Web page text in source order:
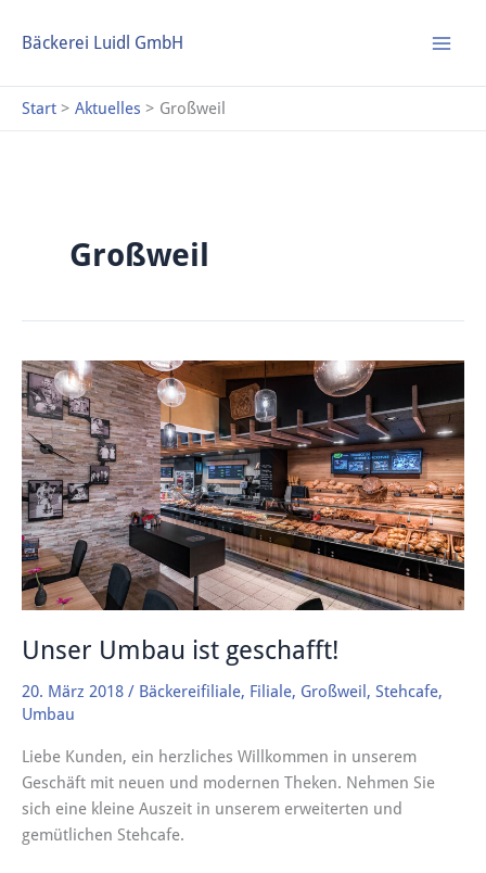
InhaltBäckerei Luidl GmbH
Start Aktuelles Großweil
Großweil
Unser Umbau ist geschafft!
20. März 2018 / Bäckereifiliale, Filiale, Großweil , Stehcafe,
Umbau
Liebe Kunden, ein herzliches Willkommen in unserem
Geschäft mit neuen und modernen Theken. Nehmen Sie
sich eine kleine Auszeit in unserem erweiterten und
gemütlichen Stehcafe.
Unser
Umbau
ist
geschafft!
u
h